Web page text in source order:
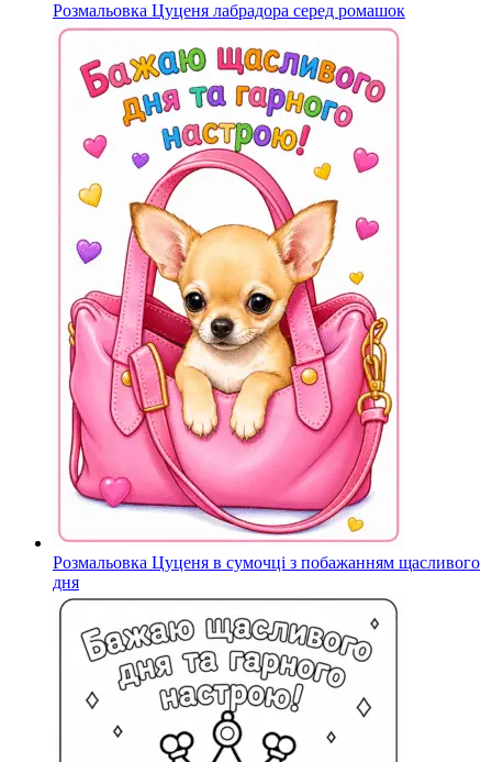
Розмальовка Цуценя лабрадора серед ромашок
Розмальовка Цуценя в сумочці з побажанням щасливого
дня